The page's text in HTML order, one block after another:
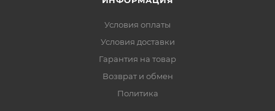
Условия оплаты
Условия доставки
Гарантия на товар
Возврат и обмен
Политика